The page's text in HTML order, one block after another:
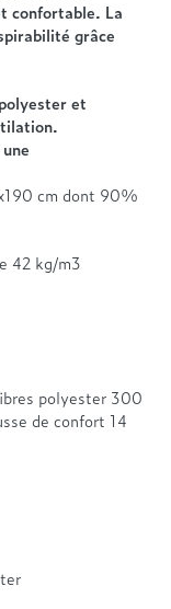
confortable. La
grâce
et
cm dont 90%
42 kg/m3
polyester 300
de confort 14